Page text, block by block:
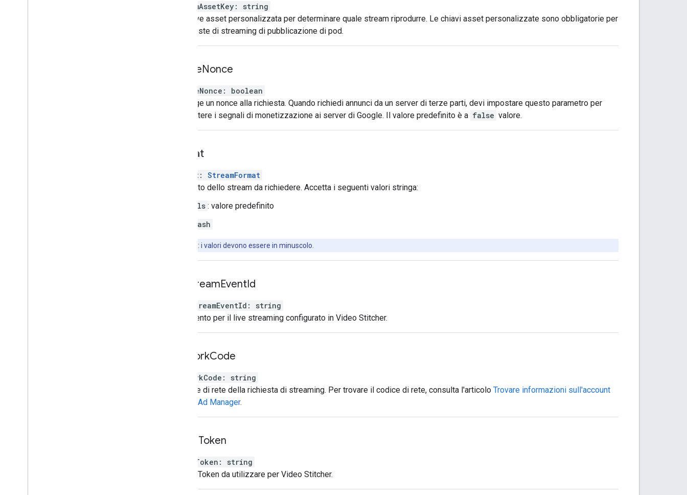
customAssetKey:
string
La chiave asset personalizzata per determinare quale stream riprodurre. Le chiavi asset personalizzate sono obbligatorie per
le richieste di streaming di pubblicazione di pod.
enableNonce
enableNonce :
boolean
Aggiunge un nonce alla richiesta. Quando richiedi annunci da un server di terze parti, devi impostare questo parametro per
trasmettere i segnali di monetizzazione ai server di Google. Il valore predefinito è a false valore.
format
format:
StreamFormat
Il formato dello stream da richiedere. Accetta i seguenti valori stringa:
hls : valore predefinito
dash
Nota: i valori devono essere in minuscolo.
StreamEventId
liveStreamEventId :
string
L'ID evento per il live streaming configurato in Video Stitcher.
networkCode
networkCode :
string
Il codice di rete della richiesta di streaming. Per trovare il codice di rete, consulta l'articolo Trovare informazioni sull'account
Google Ad Manager.
Token
oAuthToken :
string
L'OAuthToken da utilizzare per Video Stitcher.